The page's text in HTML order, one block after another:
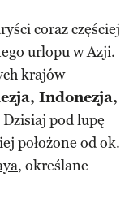
coraz częściej
urlopu wAzji.
krajów
Indonezja,
Dzisiaj pod lupę
położone od ok.
, określane